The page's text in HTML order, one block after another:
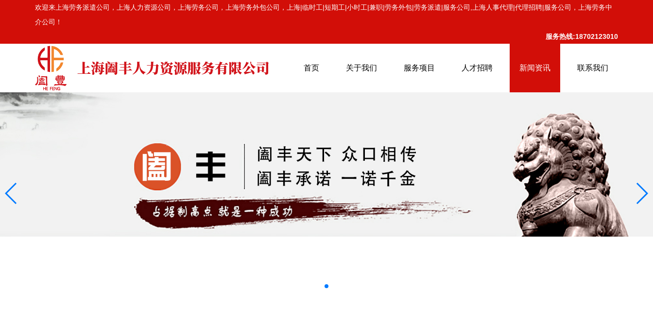
欢迎来上海劳务派遣公司，上海人力资源公司，上海劳务公司，上海劳务外包公司，上海|临时工|短期工|小时工|兼职|劳务外包|劳务派遣|服务公司,上海人事代理|代理招聘|服务公司，上海劳务中
介公司！
服务热线:18702123010
首页 关于我们 服务项目 人才招聘 新闻资讯 联系我们